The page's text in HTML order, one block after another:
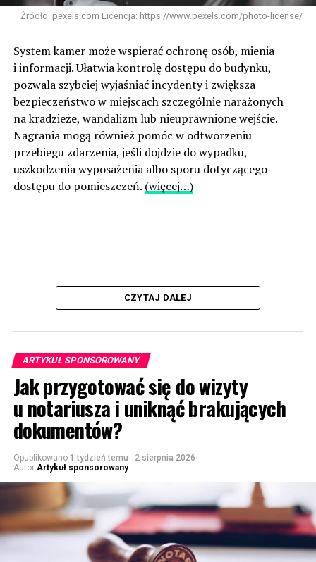
Źródło: pexels.com Licencja: https://www.pexels.com/photo-license/
System kamer może wspierać ochronę osób, mienia
i informacji. Ułatwia kontrolę dostępu do budynku,
pozwala szybciej wyjaśniać incydenty i zwiększa
bezpieczeństwo w miejscach szczególnie narażonych
na kradzieże, wandalizm lub nieuprawnione wejście.
Nagrania mogą również pomóc w odtworzeniu
przebiegu zdarzenia, jeśli dojdzie do wypadku,
uszkodzenia wyposażenia albo sporu dotyczącego
dostępu do pomieszczeń. (więcej…)
CZYTAJ DALEJ
ARTYKUŁ SPONSOROWANY
Jak przygotować się do wizyty
u notariusza i uniknąć brakujących
dokumentów?
Opublikowano 1 tydzień temu - 2 sierpnia 2026
Autor Artykuł sponsorowany